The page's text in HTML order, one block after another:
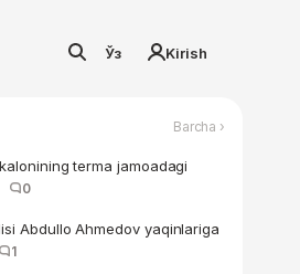
Ўз Kirish
Barcha ›
terma jamoadagi
0
Abdullo Ahmedov yaqinlariga
1